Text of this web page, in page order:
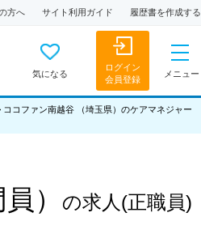
方へ サイト利用ガイド 履歴書を作成する
気になる
ログイン
会員登録
メニュー
ココファン南越谷 （埼玉県）のケアマネジャー
） の求人 (正職員)